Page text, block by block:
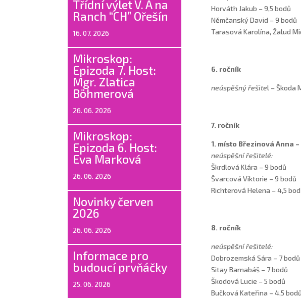
Třídní výlet V. A na
Ranch “CH” Ořešín
16. 07. 2026
Mikroskop:
Epizoda 7. Host:
Mgr. Zlatica
Böhmerová
26. 06. 2026
Mikroskop:
Epizoda 6. Host:
Eva Marková
26. 06. 2026
Novinky červen
2026
26. 06. 2026
Informace pro
budoucí prvňáčky
25. 06. 2026
Horváth Jakub – 9,5 bodů
Němčanský David – 9 bodů
Tarasová Karolína, Žalud
6. ročník
neúspěšný řešitel – Škoda
7. ročník
1. místo Březinová Anna
neúspěšní řešitelé:
Škrdlová Klára – 9 bodů
Švarcová Viktorie – 9 bodů
Richterová Helena – 4,5
8. ročník
neúspěšní řešitelé:
Dobrozemská Sára – 7 bodů
Sitay Barnabáš – 7 bodů
Škodová Lucie – 5 bodů
Bučková Kateřina – 4,5 bodů